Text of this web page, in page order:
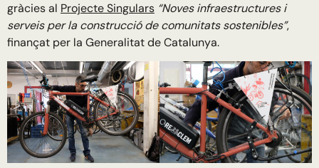
gràcies al Projecte Singulars “Noves infraestructures i
serveis per la construcció de comunitats sostenibles”,
finançat per la Generalitat de Catalunya.